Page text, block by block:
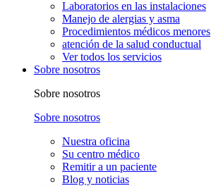
Laboratorios en las instalaciones
Manejo de alergias y asma
Procedimientos médicos menores
atención de la salud conductual
Ver todos los servicios
Sobre nosotros
Sobre nosotros
Sobre nosotros
Nuestra oficina
Su centro médico
Remitir a un paciente
Blog y noticias